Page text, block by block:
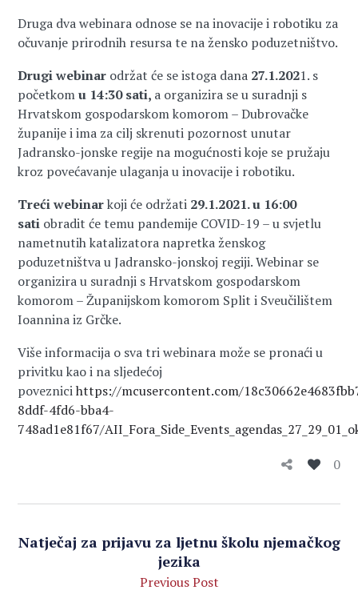
Druga dva webinara odnose se na inovacije i robotiku za
očuvanje prirodnih resursa te na žensko poduzetništvo.
Drugi webinar održat će se istoga dana 27.1.2021. s
početkom u 14:30 sati, a organizira se u suradnji s
Hrvatskom gospodarskom komorom – Dubrovačke
županije i ima za cilj skrenuti pozornost unutar
Jadransko-jonske regije na mogućnosti koje se pružaju
kroz povećavanje ulaganja u inovacije i robotiku.
Treći webinar koji će održati 29.1.2021. u 16:00
sati obradit će temu pandemije COVID-19 – u svjetlu
nametnutih katalizatora napretka ženskog
poduzetništva u Jadransko-jonskoj regiji. Webinar se
organizira u suradnji s Hrvatskom gospodarskom
komorom – Županijskom komorom Split i Sveučilištem
Ioannina iz Grčke.
Više informacija o sva tri webinara može se pronaći u
privitku kao i na sljedećoj
poveznici https://mcusercontent.com/
8ddf-4fd6-bba4-
748ad1e81f67/
0
Natječaj za prijavu za ljetnu školu njemačkog
jezika
Previous Post